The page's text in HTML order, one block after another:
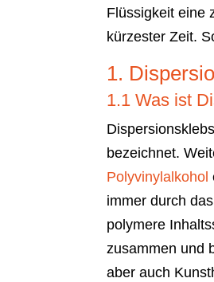
Flüssigkeit eine
kürzester Zeit.
1.
1.1 Was ist
bezeichnet.
Polyvinylalkohol
immer durch
polymere
zusammen und
aber auch